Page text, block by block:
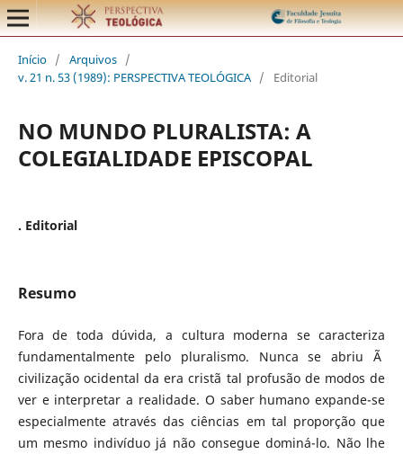
Início / Arquivos /
v. 21 n. 53 (1989): PERSPECTIVA TEOLÓGICA / Editorial
NO MUNDO PLURALISTA: A
COLEGIALIDADE EPISCOPAL
. Editorial
Resumo
Fora de toda dúvida, a cultura moderna se caracteriza
fundamentalmente pelo pluralismo. Nunca se abriu Ã
civilização ocidental da era cristã tal profusão de modos de
ver e interpretar a realidade. O saber humano expande-se
especialmente através das ciências em tal proporção que
um mesmo indivíduo já não consegue dominá-lo. Não lhe